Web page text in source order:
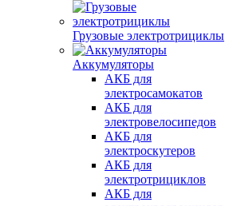
Грузовые электротрициклы
Аккумуляторы
АКБ для
электросамокатов
АКБ для
электровелосипедов
АКБ для
электроскутеров
АКБ для
электротрициклов
АКБ для